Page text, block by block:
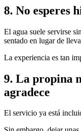
8. No esperes
El agua suele servirse
sentado en lugar de
La experiencia es tan
9. La propina
agradece
El servicio ya está